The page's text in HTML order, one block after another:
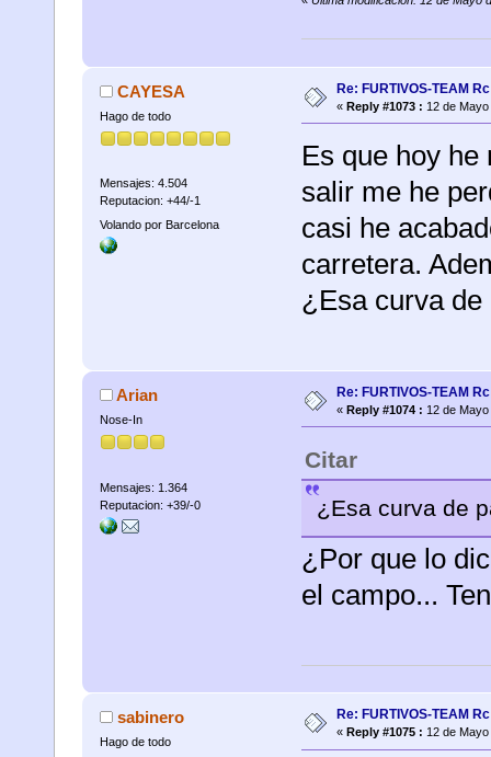
CAYESA
Hago de todo
Mensajes: 4.504
Reputacion: +44/-1
Volando por Barcelona
Re: FURTIVOS-TEAM
« Reply #1073 : 12 de
Es que hoy
salir me he
casi he
carretera.
¿Esa curva de
Arian
Nose-In
Mensajes: 1.364
Reputacion: +39/-0
Re: FURTIVOS-TEAM
« Reply #1074 : 12 de
Citar
¿Esa curva de
¿Por que lo
el campo...
sabinero
Hago de todo
Re: FURTIVOS-TEAM
« Reply #1075 : 12 de